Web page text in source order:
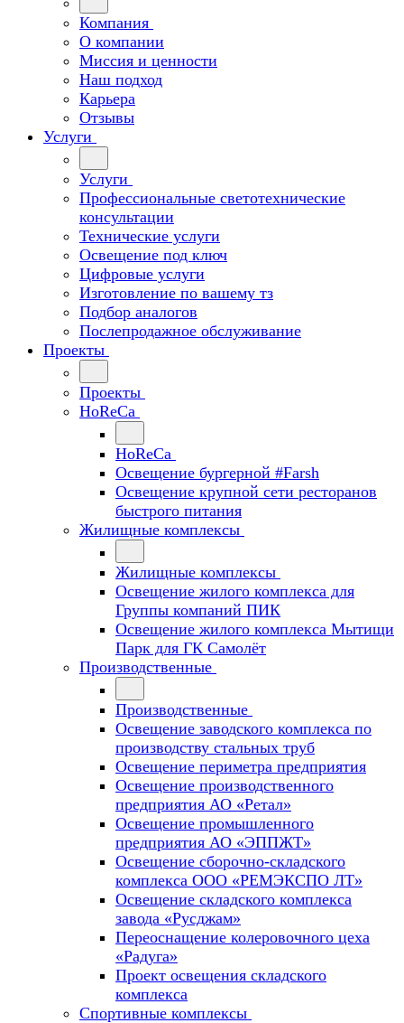
Компания
О компании
Миссия и ценности
Наш подход
Карьера
Отзывы
Услуги
Услуги
Профессиональные светотехнические
консультации
Технические услуги
Освещение под ключ
Цифровые услуги
Изготовление по вашему тз
Подбор аналогов
Послепродажное обслуживание
Проекты
Проекты
HoReCa
HoReCa
Освещение бургерной #Farsh
Освещение крупной сети ресторанов
быстрого питания
Жилищные комплексы
Жилищные комплексы
Освещение жилого комплекса для
Группы компаний ПИК
Освещение жилого комплекса Мытищи
Парк для ГК Самолёт
Производственные
Производственные
Освещение заводского комплекса по
производству стальных труб
Освещение периметра предприятия
Освещение производственного
предприятия АО «Ретал»
Освещение промышленного
предприятия АО «ЭППЖТ»
Освещение сборочно-складского
комплекса ООО «РЕМЭКСПО ЛТ»
Освещение складского комплекса
завода «Русджам»
Переоснащение колеровочного цеха
«Радуга»
Проект освещения складского
комплекса
Спортивные комплексы